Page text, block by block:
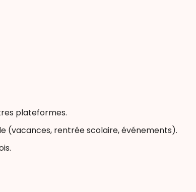
plateformes.
(vacances, rentrée scolaire, événements).